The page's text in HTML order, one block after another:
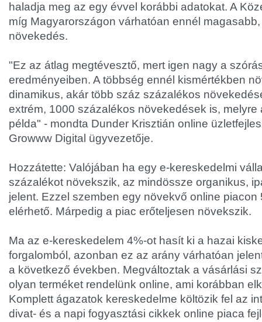
haladja meg az egy évvel korábbi adatokat. A
míg Magyarországon várhatóan ennél
növekedés.
"Ez az átlag megtévesztő, mert igen nagy a
eredményeiben. A többség ennél kismértékben
dinamikus, akár több száz százalékos
extrém, 1000 százalékos növekedések is, melyre
példa" - mondta Dunder Krisztián online
Growww Digital ügyvezetője.
Hozzátette: Valójában ha egy e-kereskedelmi
százalékot növekszik, az mindössze organikus,
jelent. Ezzel szemben egy növekvő online piacon
elérhető. Márpedig a piac erőteljesen növekszik.
Ma az e-kereskedelem 4%-ot hasít ki a hazai
forgalomból, azonban ez az arány várhatóan
a következő években. Megváltoztak a vásárlási
olyan terméket rendelünk online, ami korábban
Komplett ágazatok kereskedelme költözik fel az
divat- és a napi fogyasztási cikkek online piaca